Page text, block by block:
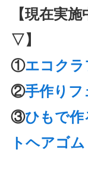
【現在実
▽】
①エコクラ
②手作りフ
③ひもで作
トヘアゴム